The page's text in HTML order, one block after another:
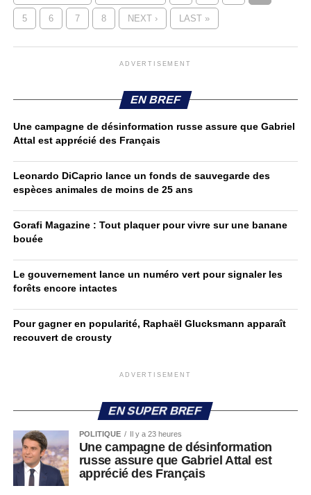
5 6 7 8 NEXT › LAST »
ADVERTISEMENT
EN BREF
Une campagne de désinformation russe assure que Gabriel
Attal est apprécié des Français
Leonardo DiCaprio lance un fonds de sauvegarde des
espèces animales de moins de 25 ans
Gorafi Magazine : Tout plaquer pour vivre sur une banane
bouée
Le gouvernement lance un numéro vert pour signaler les
forêts encore intactes
Pour gagner en popularité, Raphaël Glucksmann apparaît
recouvert de crousty
ADVERTISEMENT
EN SUPER BREF
POLITIQUE Il y a 23 heures
Une campagne de désinformation
russe assure que Gabriel Attal est
apprécié des Français